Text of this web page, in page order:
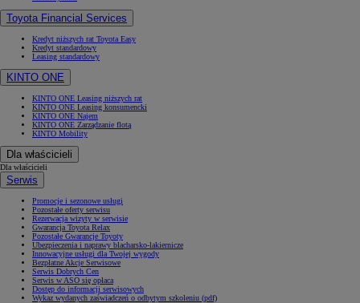
Toyota Financial Services
Kredyt niższych rat Toyota Easy
Kredyt standardowy
Leasing standardowy
KINTO ONE
KINTO ONE Leasing niższych rat
KINTO ONE Leasing konsumencki
KINTO ONE Najem
KINTO ONE Zarządzanie flotą
KINTO Mobility
Dla właścicieli
Dla właścicieli
Serwis
Promocje i sezonowe usługi
Pozostałe oferty serwisu
Rezerwacja wizyty w serwisie
Gwarancja Toyota Relax
Pozostałe Gwarancje Toyoty
Ubezpieczenia i naprawy blacharsko-lakiernicze
Innowacyjne usługi dla Twojej wygody
Bezpłatne Akcje Serwisowe
Serwis Dobrych Cen
Serwis w ASO się opłaca
Dostęp do informacji serwisowych
Wykaz wydanych zaświadczeń o odbytym szkoleniu (pdf)